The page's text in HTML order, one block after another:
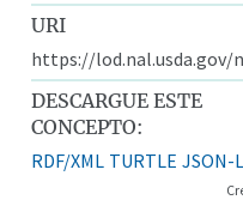
URI
https://lod.nal.usda.gov/
DESCARGUE ESTE
CONCEPTO:
RDF/XML TURTLE JSON-